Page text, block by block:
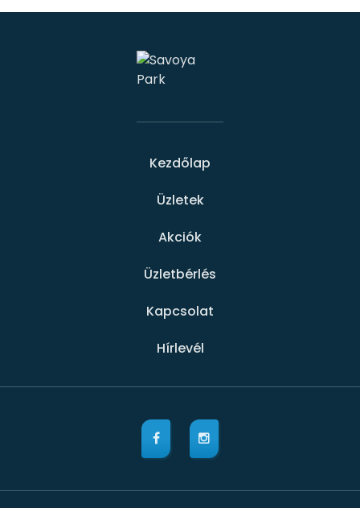
Kezdőlap
Üzletek
Akciók
Üzletbérlés
Kapcsolat
Hírlevél